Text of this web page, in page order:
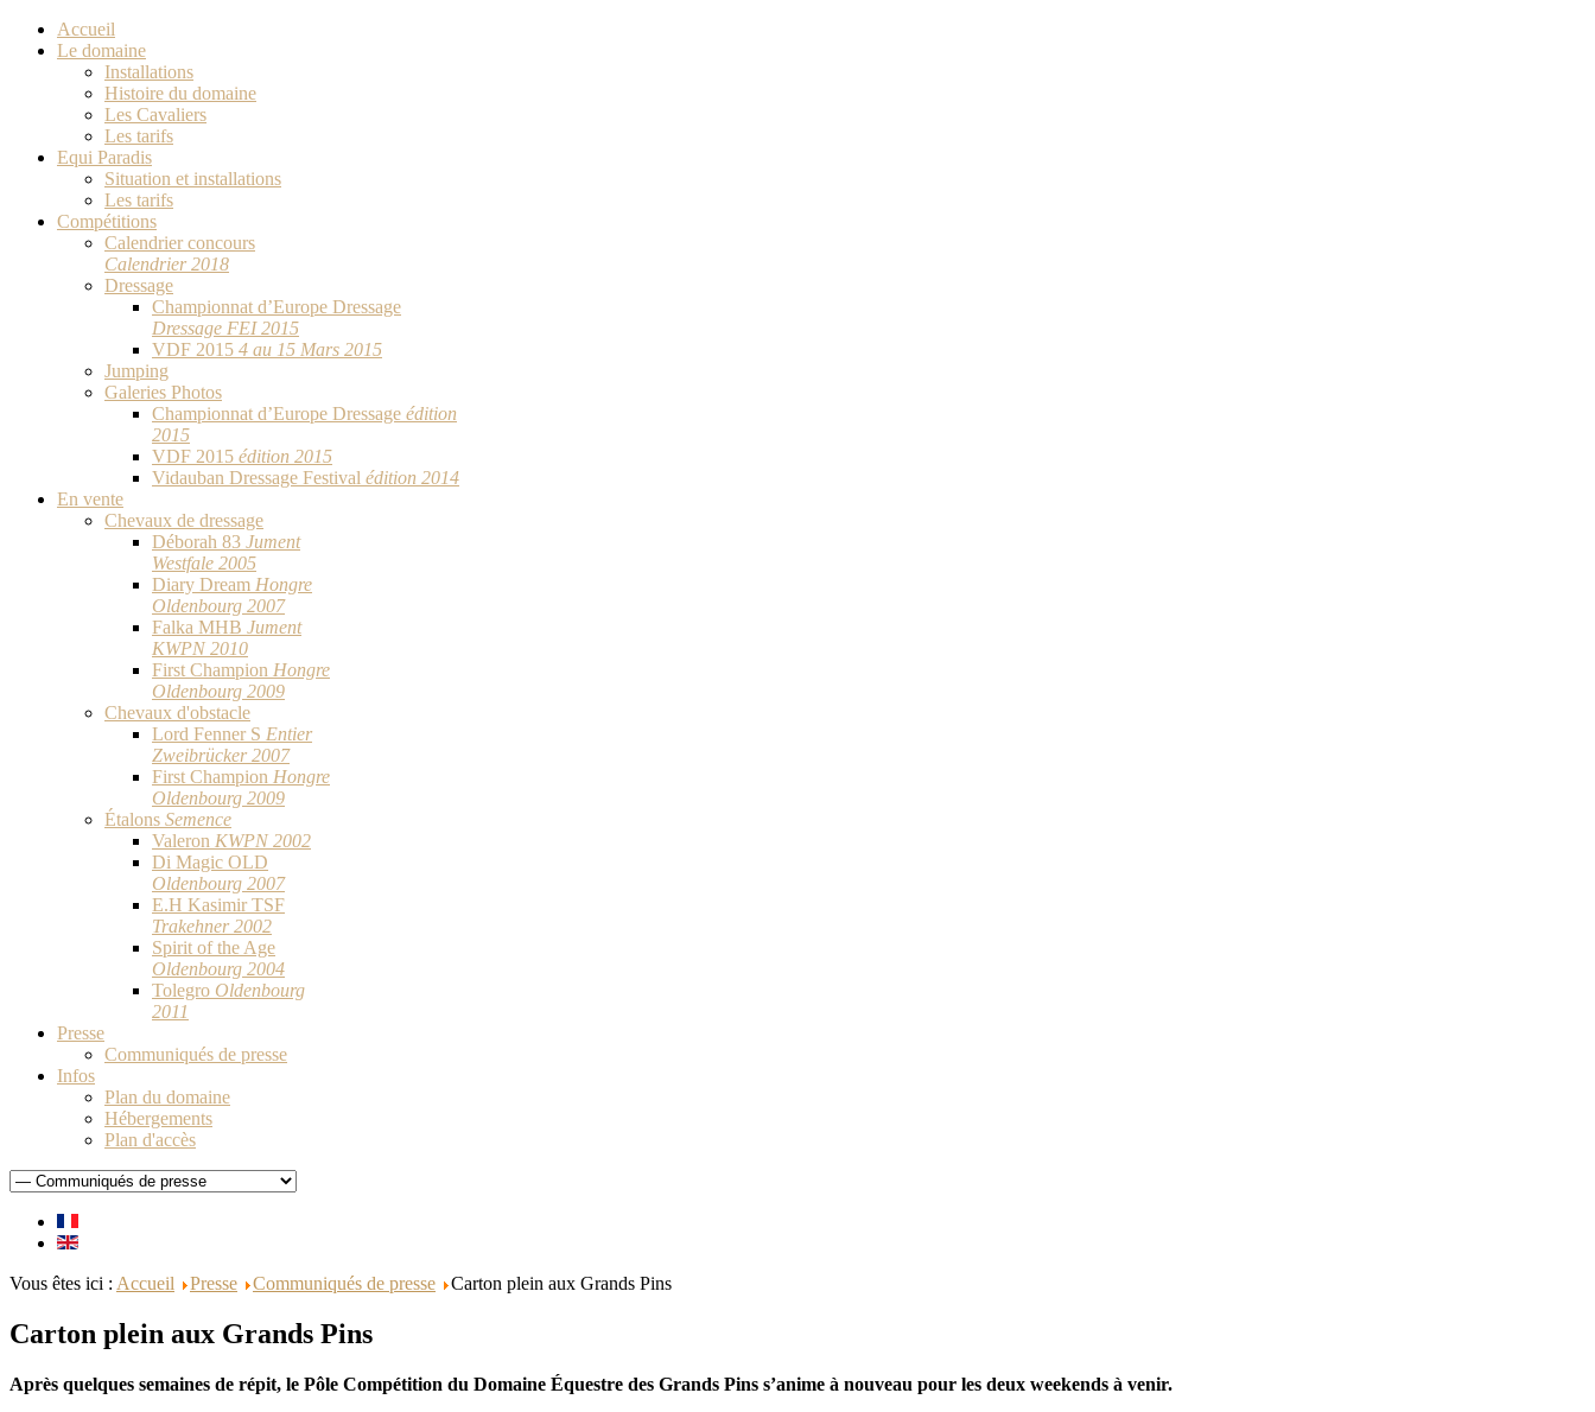
Accueil
Le domaine
Installations
Histoire du domaine
Les Cavaliers
Les tarifs
Equi Paradis
Situation et installations
Les tarifs
Compétitions
Calendrier concours
Calendrier 2018
Dressage
Championnat d’Europe Dressage
Dressage FEI 2015
VDF 2015 4 au 15 Mars 2015
Jumping
Galeries Photos
Championnat d’Europe Dressage édition
2015
VDF 2015 édition 2015
Vidauban Dressage Festival édition 2014
En vente
Chevaux de dressage
Déborah 83 Jument
Westfale 2005
Diary Dream Hongre
Oldenbourg 2007
Falka MHB Jument
KWPN 2010
First Champion Hongre
Oldenbourg 2009
Chevaux d'obstacle
Lord Fenner S Entier
Zweibrücker 2007
First Champion Hongre
Oldenbourg 2009
Étalons Semence
Valeron KWPN 2002
Di Magic OLD
Oldenbourg 2007
E.H Kasimir TSF
Trakehner 2002
Spirit of the Age
Oldenbourg 2004
Tolegro Oldenbourg
2011
Presse
Communiqués de presse
Infos
Plan du domaine
Hébergements
Plan d'accès
Vous êtes ici : Accueil Presse Communiqués de presse Carton plein aux Grands Pins
Carton plein aux Grands Pins
Après quelques semaines de répit, le Pôle Compétition du Domaine Équestre des Grands Pins s’anime à nouveau pour les deux weekends à venir.